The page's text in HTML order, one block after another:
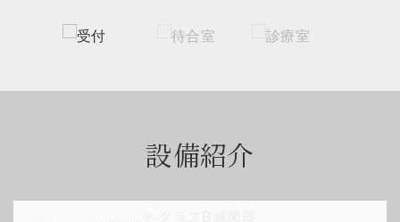
設備紹介